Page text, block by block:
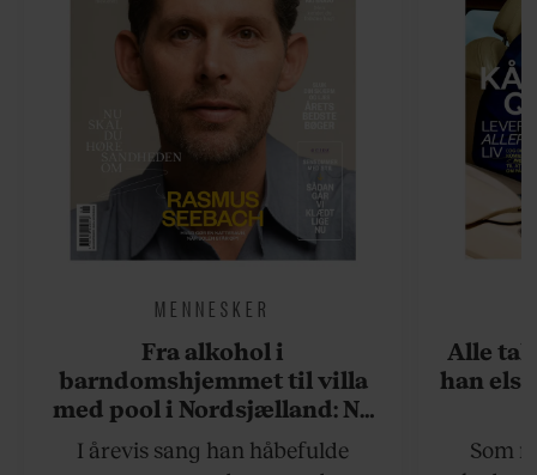
MENNESKER
Fra alkohol i
barndomshjemmet til villa
med pool i Nordsjælland: Nu
skal du høre sandheden om
Rasmus Seebach
I årevis sang han håbefulde
Alle
han
Som